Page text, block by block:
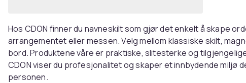
Hos CDON finner du navneskilt som gjør det enkelt å skape
arrangementet eller messen. Velg mellom klassiske skilt,
bord. Produktene våre er praktiske, slitesterke og
CDON viser du profesjonalitet og skaper et innbydende miljø
personen.